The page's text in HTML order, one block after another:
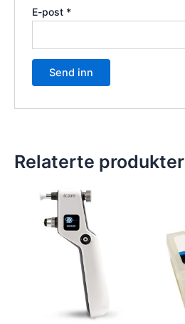
E-post *
Relaterte produkter